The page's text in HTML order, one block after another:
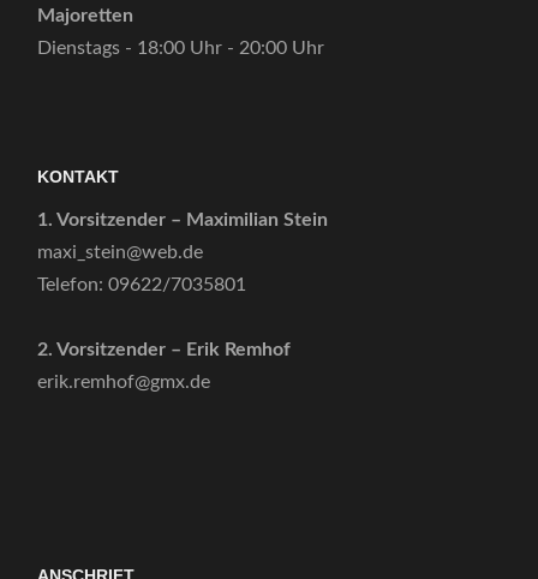
Majoretten
Dienstags - 18:00 Uhr - 20:00 Uhr
KONTAKT
1. Vorsitzender – Maximilian Stein
maxi_stein@web.de
Telefon: 09622/7035801
2. Vorsitzender – Erik Remhof
erik.remhof@gmx.de